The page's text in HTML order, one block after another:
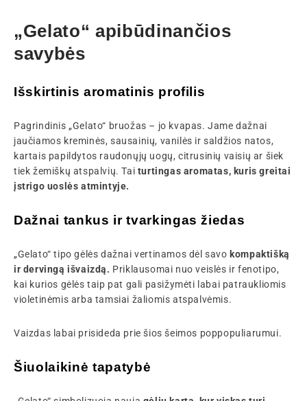
„Gelato“ apibūdinančios
savybės
Išskirtinis aromatinis profilis
Pagrindinis „Gelato“ bruožas – jo kvapas. Jame dažnai
jaučiamos kreminės, sausainių, vanilės ir saldžios natos,
kartais papildytos raudonųjų uogų, citrusinių vaisių ar šiek
tiek žemiškų atspalvių. Tai turtingas aromatas, kuris greitai
įstrigo uoslės atmintyje.
Dažnai tankus ir tvarkingas žiedas
„Gelato“ tipo gėlės dažnai vertinamos dėl savo kompaktišką
ir dervingą išvaizdą. Priklausomai nuo veislės ir fenotipo,
kai kurios gėlės taip pat gali pasižymėti labai patraukliomis
violetinėmis arba tamsiai žaliomis atspalvėmis.
Vaizdas labai prisideda prie šios šeimos poppopuliarumui.
Šiuolaikinė tapatybė